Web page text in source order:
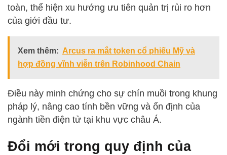
toàn, thể hiện xu hướng ưu tiên quản trị rủi ro hơn
của giới đầu tư.
Xem thêm: Arcus ra mắt token cổ phiếu Mỹ và
hợp đồng vĩnh viễn trên Robinhood Chain
Điều này minh chứng cho sự chín muồi trong khung
pháp lý, nâng cao tính bền vững và ổn định của
ngành tiền điện tử tại khu vực châu Á.
Đổi mới trong quy định của